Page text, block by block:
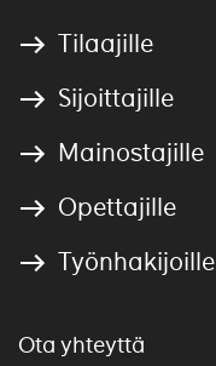
Tilaajille
Sijoittajille
Mainostajille
Opettajille
Työnhakijoille
Ota yhteyttä